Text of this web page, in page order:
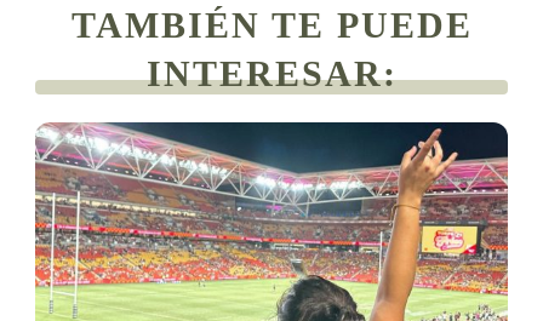
TAMBIÉN TE PUEDE
INTERESAR: